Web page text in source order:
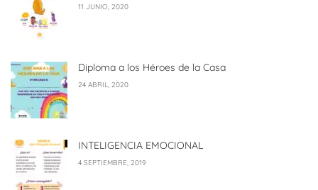
11 JUNIO, 2020
Diploma a los Héroes de la Casa
24 ABRIL, 2020
INTELIGENCIA EMOCIONAL
4 SEPTIEMBRE, 2019